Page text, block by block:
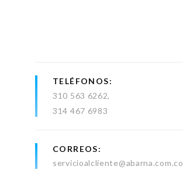
TELÉFONOS
310 563 6262
314 467 6983
CORREOS
servicioalcliente@abarna.com.co